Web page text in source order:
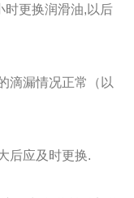
更换润滑油,以后
滴漏情况正常（以
后应及时更换.